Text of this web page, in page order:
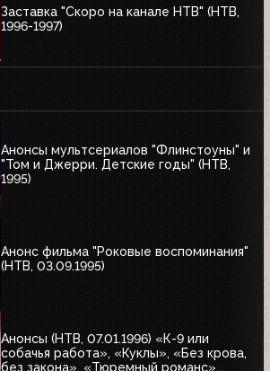
Заставка "Скоро на канале НТВ" (НТВ,
1996-1997)
Анонсы мультсериалов "Флинстоуны" и
"Том и Джерри. Детские годы" (НТВ,
1995)
Анонс фильма "Роковые воспоминания"
(НТВ, 03.09.1995)
Анонсы (НТВ, 07.01.1996) «К-9 или
собачья работа», «Куклы», «Без крова,
без закона», «Тюремный романс»,